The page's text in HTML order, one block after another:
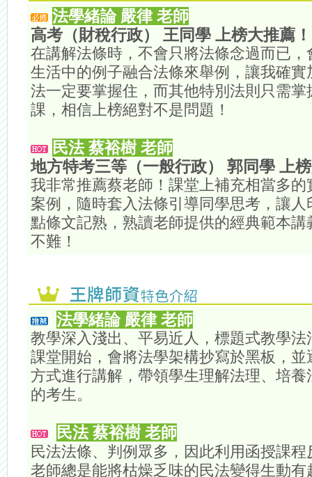
法學緒論 嚴律 老師
高考（財稅行政） 王同學 上榜大推薦！
在講解法條時，不會只將法條念過而已
生活中的例子融合法條來舉例，讓我確
法一定要掌握住，而其他特別法則只需
課，相信上榜絕對不是問題！
民法 蔡裕樹 老師
地方特考三等（一般行政） 郭同學 上
我非常推薦蔡老師！課堂上補充相當多
案例，隨時套入法條引導同學思考，讓
點條文記熟，熟讀老師提供的經典範本
不難！
法學緒論 嚴律 老師
教學深入淺出、平易近人，標題式教學
課堂開始，會將法學架構抄寫於黑板，
方式進行講解，帶領學生理解法理、培
的考生。
民法 蔡裕樹 老師
民法法條、判例眾多，因此利用函授課
老師總是能將枯燥乏味的民法變得生動